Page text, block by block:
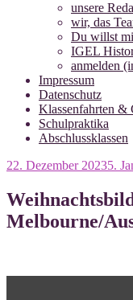
unsere
wir, das
Du willst
IGEL
anmelden
Impressum
Datenschutz
Klassenfahrten &
Schulpraktika
Abschlussklassen
Veröffentlicht
22. Dezember 20235.
Melbourne/